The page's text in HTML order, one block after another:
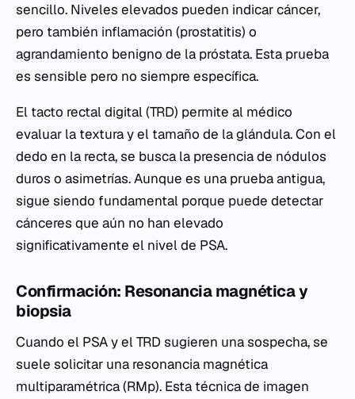
sencillo. Niveles elevados pueden indicar cáncer,
pero también inflamación (prostatitis) o
agrandamiento benigno de la próstata. Esta prueba
es sensible pero no siempre específica.
El tacto rectal digital (TRD) permite al médico
evaluar la textura y el tamaño de la glándula. Con el
dedo en la recta, se busca la presencia de nódulos
duros o asimetrías. Aunque es una prueba antigua,
sigue siendo fundamental porque puede detectar
cánceres que aún no han elevado
significativamente el nivel de PSA.
Confirmación: Resonancia magnética y
biopsia
Cuando el PSA y el TRD sugieren una sospecha, se
suele solicitar una resonancia magnética
multiparamétrica (RMp). Esta técnica de imagen